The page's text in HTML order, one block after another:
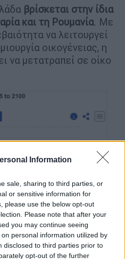
Information
sale, sharing to third parties, or
or sensitive information for
please use the below opt-out
Please note that after your
you may continue seeing
personal information utilized by
disclosed to third parties prior to
opt-out of the further
βρίσκεται στην ίδια
και τη Ρουμανία. Με
να λειτουργεί
οικογένειας, η
να μετατραπεί σε οίκο